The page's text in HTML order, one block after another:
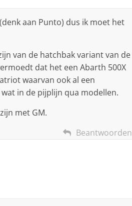
aan Punto) dus ik moet het
van de hatchbak variant van de
dat het een Abarth 500X
waarvan ook al een
in de pijplijn qua modellen.
met GM.
Beantwoorden